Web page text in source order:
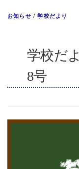
お知らせ /学校だより
学校だ
8号